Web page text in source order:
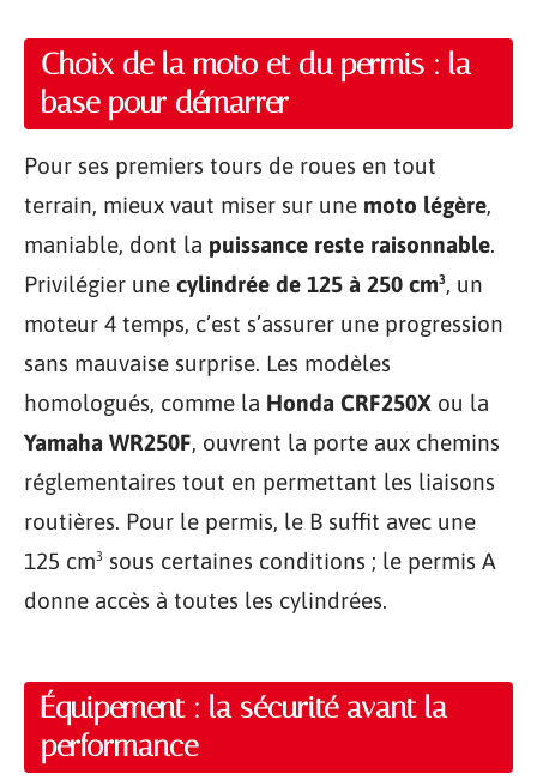
Choix de la moto et du permis : la
base pour démarrer
Pour ses premiers tours de roues en tout
terrain, mieux vaut miser sur une moto légère,
maniable, dont la puissance reste raisonnable.
Privilégier une cylindrée de 125 à 250 cm³, un
moteur 4 temps, c’est s’assurer une progression
sans mauvaise surprise. Les modèles
homologués, comme la Honda CRF250X ou la
Yamaha WR250F, ouvrent la porte aux chemins
réglementaires tout en permettant les liaisons
routières. Pour le permis, le B suffit avec une
125 cm³ sous certaines conditions ; le permis A
donne accès à toutes les cylindrées.
Équipement : la sécurité avant la
performance